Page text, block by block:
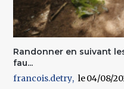
Randonner en suivant
fau...
francois.detry
04/08/